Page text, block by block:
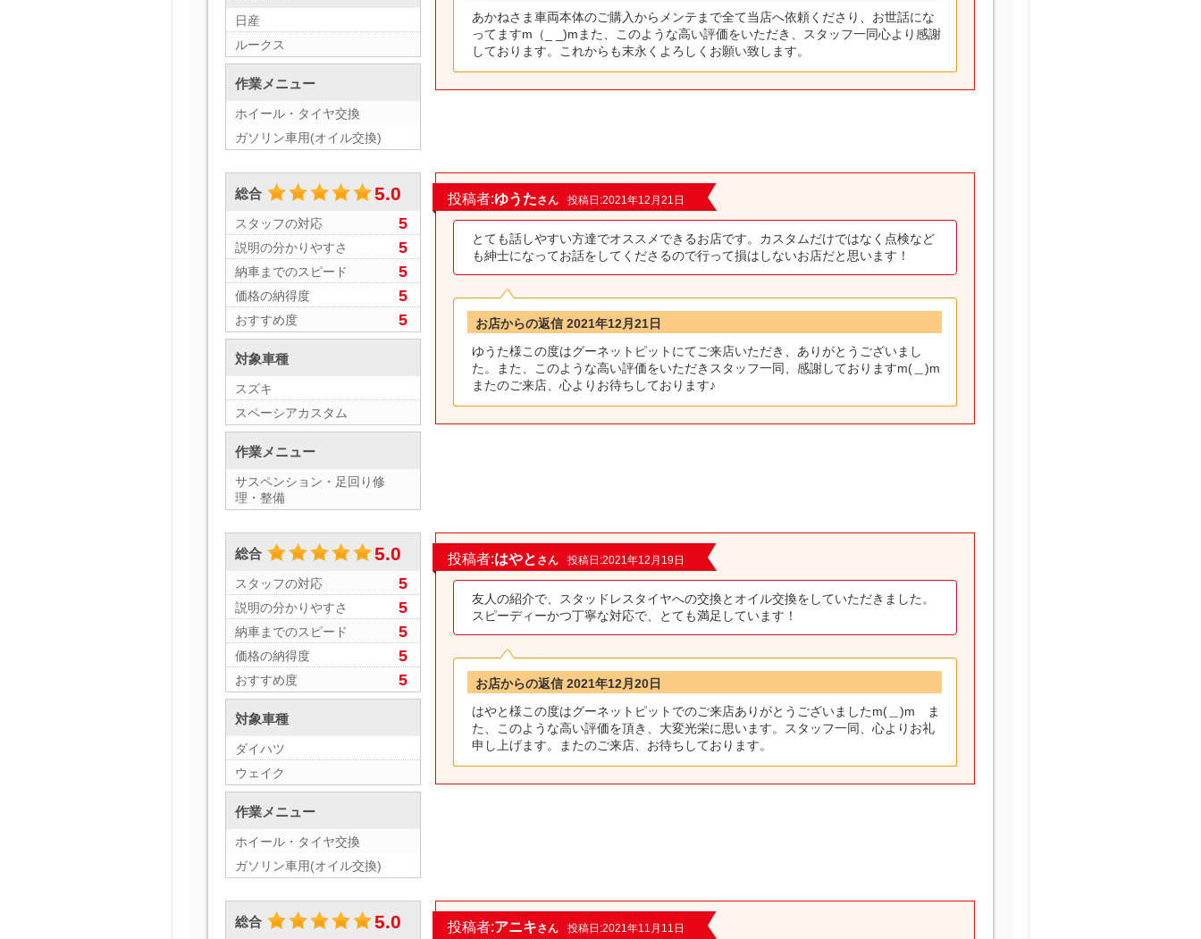
日産
ルークス
作業メニュー
ホイール・タイヤ交換
ガソリン車用(オイル交換)
あかねさま車両本体のご購入からメンテまで全て当店へ依頼くださり、お世話にな
ってますm（_ _)mまた、このような高い評価をいただき、スタッフ一同心より感謝
しております。これからも末永くよろしくお願い致します。
総合 5.0
スタッフの対応 5
説明の分かりやすさ 5
納車までのスピード 5
価格の納得度 5
おすすめ度 5
対象車種
スズキ
スペーシアカスタム
作業メニュー
サスペンション・足回り修
理・整備
投稿者:ゆうたさん 投稿日:2021年12月21日
とても話しやすい方達でオススメできるお店です。カスタムだけではなく点検など
も紳士になってお話をしてくださるので行って損はしないお店だと思います！
お店からの返信 2021年12月21日
ゆうた様この度はグーネットピットにてご来店いただき、ありがとうございまし
た。また、このような高い評価をいただきスタッフ一同、感謝しておりますm(＿)m
またのご来店、心よりお待ちしております♪
総合 5.0
スタッフの対応 5
説明の分かりやすさ 5
納車までのスピード 5
価格の納得度 5
おすすめ度 5
対象車種
ダイハツ
ウェイク
作業メニュー
ホイール・タイヤ交換
ガソリン車用(オイル交換)
投稿者:はやと さん 投稿日:2021年12月19日
友人の紹介で、スタッドレスタイヤへの交換とオイル交換をしていただきました。
スピーディーかつ丁寧な対応で、とても満足しています！
お店からの返信 2021年12月20日
はやと様この度はグーネットピットでのご来店ありがとうございましたm(＿)m ま
た、このような高い評価を頂き、大変光栄に思います。スタッフ一同、心よりお礼
申し上げます。またのご来店、お待ちしております。
総合 5.0 投稿者:アニキさん 投稿日:2021年11月11日